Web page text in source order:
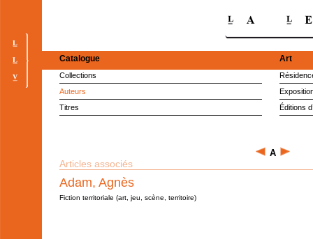
Catalogue
Collections
Auteurs
Titres
Art
Éditions
A
Articles associés
Adam, Agnès
Fiction territoriale (art, jeu, scène, territoire)